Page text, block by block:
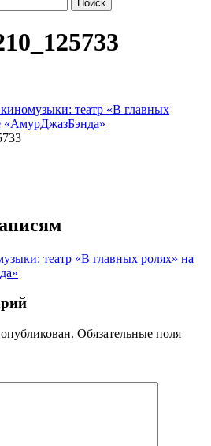
театр «В главных
«АмурДжазБэнда»
театр «В главных ролях» на
Обязательные поля